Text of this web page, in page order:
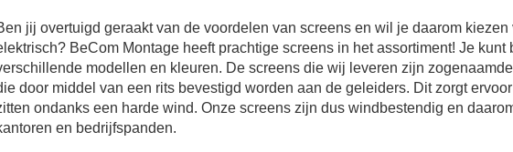
jij overtuigd geraakt van de voordelen van screens en wil je daarom kiezen
BeCom Montage heeft prachtige screens in het assortiment! Je kunt
modellen en kleuren. De screens die wij leveren zijn
door middel van een rits bevestigd worden aan de geleiders. Dit zorgt
ondanks een harde wind. Onze screens zijn dus windbestendig en
en bedrijfspanden.